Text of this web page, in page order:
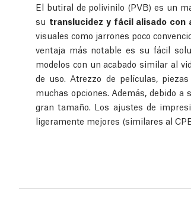
El butiral de polivinilo (PVB) es un
su translucidez y fácil alisado con
visuales como jarrones poco
ventaja más notable es su fácil
modelos con un acabado similar al
de uso. Atrezzo de películas,
muchas opciones. Además, debido
gran tamaño. Los ajustes de
ligeramente mejores (similares al